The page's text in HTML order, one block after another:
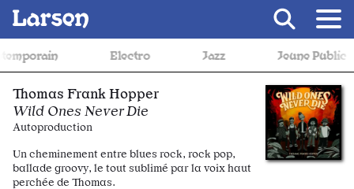
Electro Jazz Jeune Public
Thomas Frank Hopper
Wild Ones Never Die
Autoproduction
Un cheminement entre blues rock, rock pop,
ballade groovy, le tout sublimé par la voix haut
perchée de Thomas.